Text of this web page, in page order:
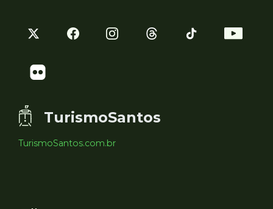
TurismoSantos
TurismoSantos.com.br